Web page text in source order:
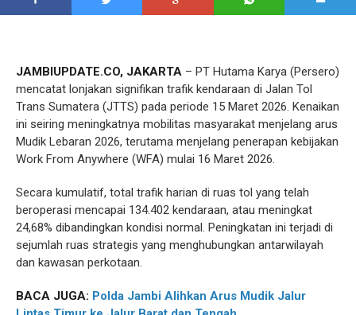
JAMBIUPDATE.CO, JAKARTA – PT Hutama Karya (Persero)
mencatat lonjakan signifikan trafik kendaraan di Jalan Tol
Trans Sumatera (JTTS) pada periode 15 Maret 2026. Kenaikan
ini seiring meningkatnya mobilitas masyarakat menjelang arus
Mudik Lebaran 2026, terutama menjelang penerapan kebijakan
Work From Anywhere (WFA) mulai 16 Maret 2026.
Secara kumulatif, total trafik harian di ruas tol yang telah
beroperasi mencapai 134.402 kendaraan, atau meningkat
24,68% dibandingkan kondisi normal. Peningkatan ini terjadi di
sejumlah ruas strategis yang menghubungkan antarwilayah
dan kawasan perkotaan.
BACA JUGA: Polda Jambi Alihkan Arus Mudik Jalur